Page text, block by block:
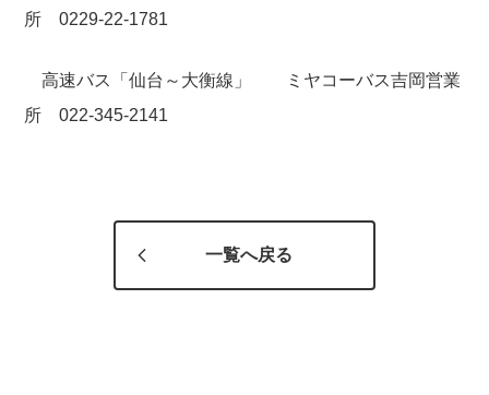
所 0229-22-1781
高速バス「仙台～大衡線」 ミヤコーバス吉岡営業
所 022-345-2141
一覧へ戻る